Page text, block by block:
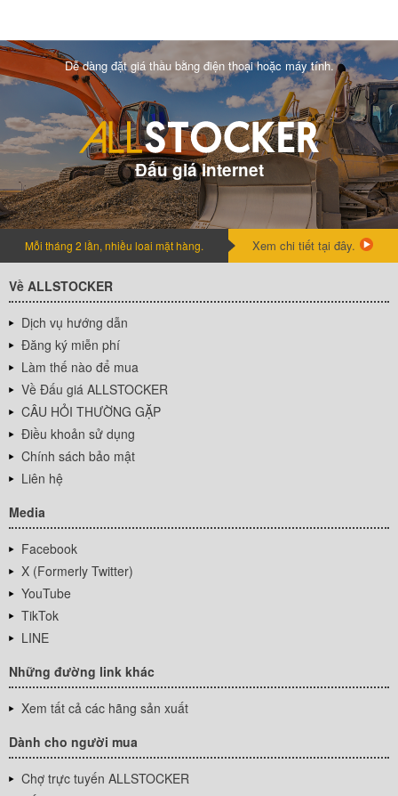
Dễ dàng đặt giá thầu bằng điện thoại hoặc máy tính.
Đấu giá internet
Mỗi tháng 2 lần, nhiều loai mặt hàng. Xem chi tiết tại đây.
Về ALLSTOCKER
Dịch vụ hướng dẫn
Đăng ký miễn phí
Làm thế nào để mua
Về Đấu giá ALLSTOCKER
CÂU HỎI THƯỜNG GẶP
Điều khoản sử dụng
Chính sách bảo mật
Liên hệ
Media
Facebook
X (Formerly Twitter)
YouTube
TikTok
LINE
Những đường link khác
Xem tất cả các hãng sản xuất
Dành cho người mua
Chợ trực tuyến ALLSTOCKER